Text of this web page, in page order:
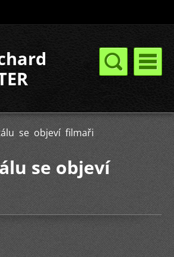
se objeví filmaři
se objeví